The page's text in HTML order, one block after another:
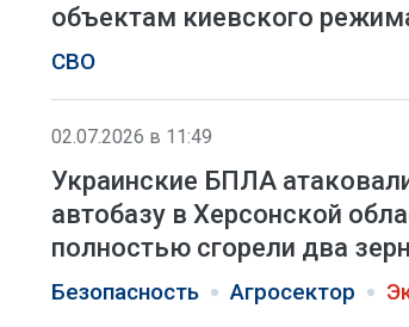
объектам киевского
СВО
02.07.2026 в 11:49
Украинские БПЛА
автобазу в Херсонской
полностью сгорели два
Безопасность Агросектор